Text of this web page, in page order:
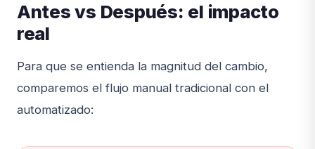
Antes vs Después: el impacto
real
Para que se entienda la magnitud del cambio,
comparemos el flujo manual tradicional con el
automatizado: